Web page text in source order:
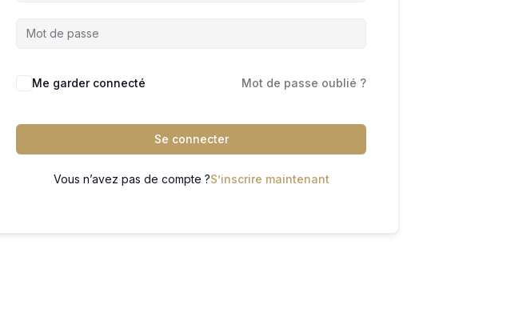
Me garder connecté Mot de passe oublié ?
Se connecter
Vous n’avez pas de compte ?S’inscrire maintenant